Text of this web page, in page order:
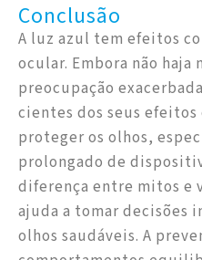
Conclusão
A luz azul tem efeitos
ocular. Embora não haja
preocupação
cientes dos seus
proteger os olhos,
prolongado de
diferença entre mitos e
ajuda a tomar decisões
olhos saudáveis. A